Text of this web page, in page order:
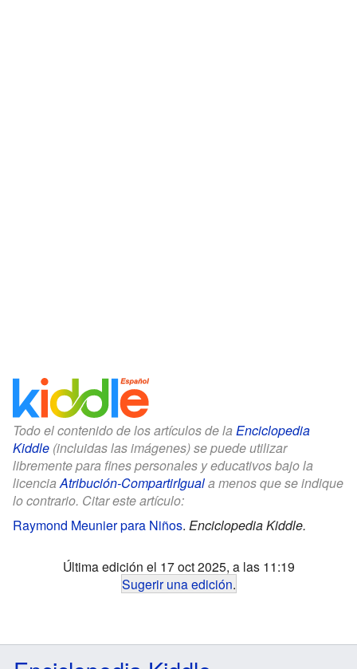
Todo el contenido de los artículos de la Enciclopedia
Kiddle (incluidas las imágenes) se puede utilizar
libremente para fines personales y educativos bajo la
licenciaAtribución-CompartirIguala menos que se indique
lo contrario. Citar este artículo:
Raymond Meunier para Niños. Enciclopedia Kiddle.
Última edición el 17 oct 2025, a las 11:19
Sugerir una edición.